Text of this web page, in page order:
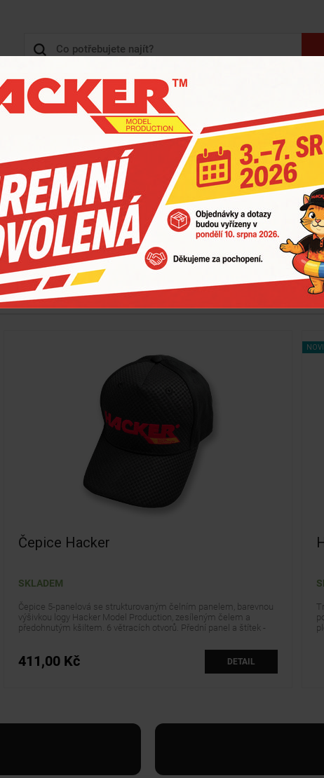
3D TISK, 3D KONSTRUKCE KARTONY - KRABICE +420
ZOBRAZIT HLAVNÍ KATEGORIE
Čepice Hacker
SKLADEM
Čepice 5-panelová se strukturovaným čelním panelem, barevnou
výšivkou logy Hacker Model Production, zesíleným čelem a
předohnutým kšiltem. 6 větracích otvorů. Přední panel a štítek -
411,00 Kč DETAIL